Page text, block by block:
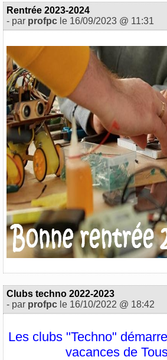
Rentrée 2023-2024
- par profpc le 16/09/2023 @ 11:31
Clubs techno 2022-2023
- par profpc le 16/10/2022 @ 18:42
Les clubs "Techno"
vacances de